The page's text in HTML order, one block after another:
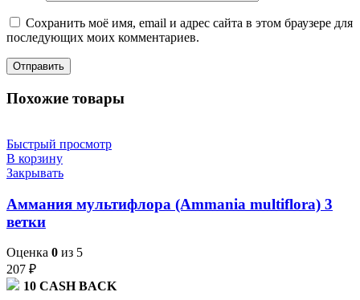
Сохранить моё имя, email и адрес сайта в этом браузере для
последующих моих комментариев.
Похожие товары
Быстрый просмотр
В корзину
Закрывать
Аммания мультифлора (Ammania multiflora) 3
ветки
Оценка 0 из 5
207 ₽
10 CASH BACK